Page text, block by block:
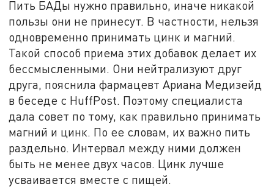
Пить БАДы нужно правильно, иначе никакой
пользы они не принесут. В частности, нельзя
одновременно принимать цинк и магний.
Такой способ приема этих добавок делает их
бессмысленными. Они нейтрализуют друг
друга, пояснила фармацевт Ариана Медизейд
в беседе с HuffPost. Поэтому специалиста
дала совет по тому, как правильно принимать
магний и цинк. По ее словам, их важно пить
раздельно. Интервал между ними должен
быть не менее двух часов. Цинк лучше
усваивается вместе с пищей.